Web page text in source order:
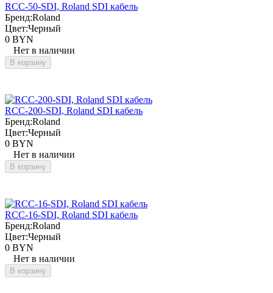
RCC-50-SDI, Roland SDI кабель
Бренд:Roland
Цвет:Черный
0 BYN
Нет в наличии
В корзину
RCC-200-SDI, Roland SDI кабель
Бренд:Roland
Цвет:Черный
0 BYN
Нет в наличии
В корзину
RCC-16-SDI, Roland SDI кабель
Бренд:Roland
Цвет:Черный
0 BYN
Нет в наличии
В корзину